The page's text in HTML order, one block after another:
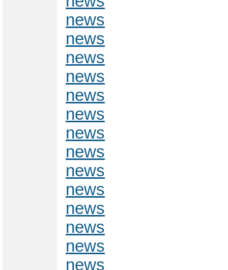
news
news
news
news
news
news
news
news
news
news
news
news
news
news